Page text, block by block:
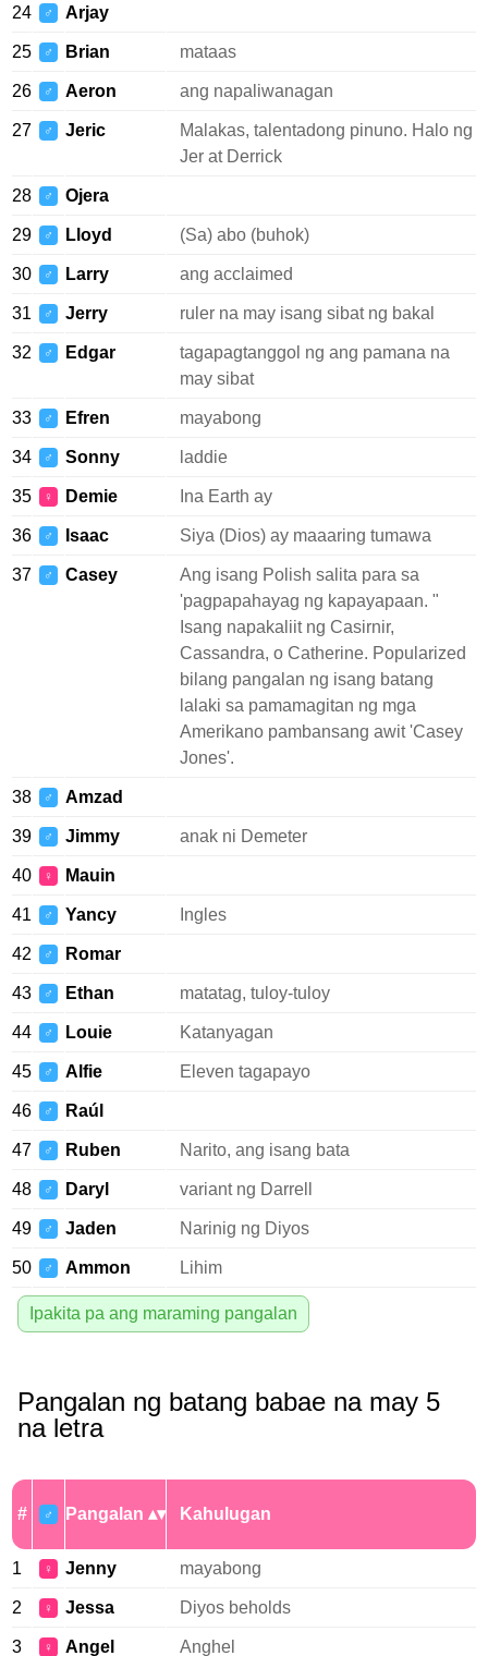
24 ♂ Arjay
25 ♂ Brian mataas
26 ♂ Aeron ang napaliwanagan
27 ♂ Jeric
Malakas, talentadong pinuno. Halo ng
Jer at Derrick
28 ♂ Ojera
29 ♂ Lloyd (Sa) abo (buhok)
30 ♂ Larry ang acclaimed
31 ♂ Jerry ruler na may isang sibat ng bakal
32 ♂ Edgar
tagapagtanggol ng ang pamana na
may sibat
33 ♂ Efren mayabong
34 ♂ Sonny laddie
35 ♀ Demie Ina Earth ay
36 ♂ Isaac Siya (Dios) ay maaaring tumawa
37 ♂ Casey
Ang isang Polish salita para sa
'pagpapahayag ng kapayapaan. "
Isang napakaliit ng Casirnir,
Cassandra, o Catherine. Popularized
bilang pangalan ng isang batang
lalaki sa pamamagitan ng mga
Amerikano pambansang awit 'Casey
Jones'.
38 ♂ Amzad
39 ♂ Jimmy anak ni Demeter
40 ♀ Mauin
41 ♂ Yancy Ingles
42 ♂ Romar
43 ♂ Ethan matatag, tuloy-tuloy
44 ♂ Louie Katanyagan
45 ♂ Alfie Eleven tagapayo
46 ♂ Raúl
47 ♂ Ruben Narito, ang isang bata
48 ♂ Daryl variant ng Darrell
49 ♂ Jaden Narinig ng Diyos
50 ♂ Ammon Lihim
Ipakita pa ang maraming pangalan
Pangalan ng batang babae na may 5
na letra
# ♂ Pangalan Kahulugan
1 ♀ Jenny mayabong
2 ♀ Jessa Diyos beholds
3 ♀ Angel Anghel